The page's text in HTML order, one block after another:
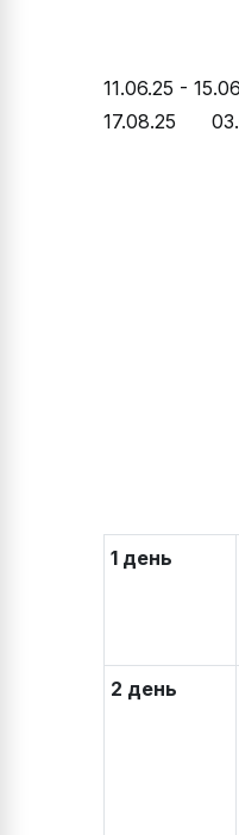
ОТ
11.06.25 -
17.08.25
1 день
2 день